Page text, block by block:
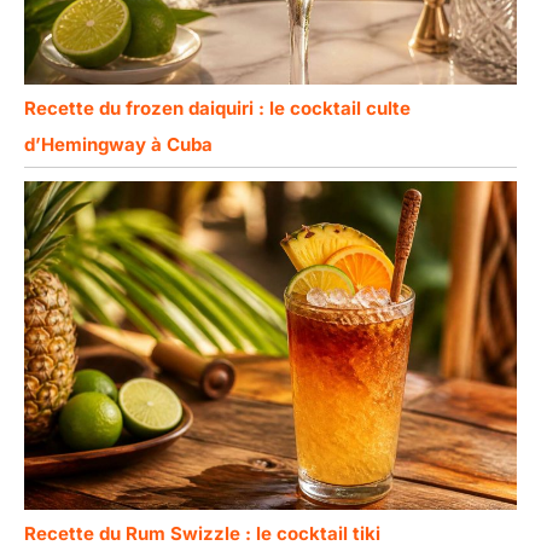
Recette du frozen daiquiri : le cocktail culte
d’Hemingway à Cuba
Recette du Rum Swizzle : le cocktail tiki